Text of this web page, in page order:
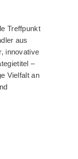
Treffpunkt
aus
innovative
–
Vielfalt an